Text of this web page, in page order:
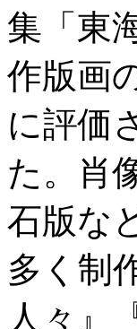
集「東
作版画
に評価
た。肖
石版な
多く制
人々』